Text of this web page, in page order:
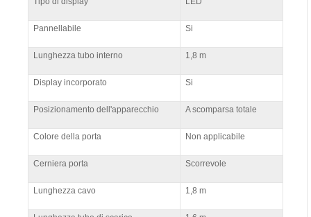
Pannellabile Si
Lunghezza tubo interno 1,8 m
Display incorporato Si
Posizionamento dell'apparecchio A scomparsa totale
Colore della porta Non applicabile
Cerniera porta Scorrevole
Lunghezza cavo 1,8 m